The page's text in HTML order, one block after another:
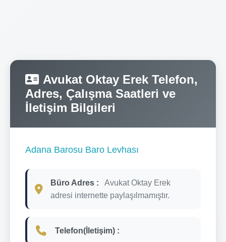
Avukat Oktay Erek Telefon,
Adres, Çalışma Saatleri ve
İletişim Bilgileri
Adana Barosu Baro Levhası
Büro Adres :
Avukat Oktay Erek
adresi internette paylaşılmamıştır.
Telefon(İletişim) :